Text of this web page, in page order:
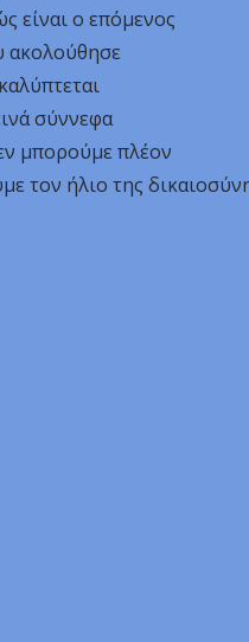
είναι ο επόμενος
ακολούθησε
σύννεφα
μπορούμε πλέον
τον ήλιο της